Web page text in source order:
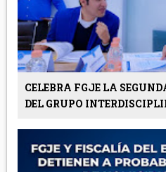
CELEBRA FGJE LA
DEL GRUPO